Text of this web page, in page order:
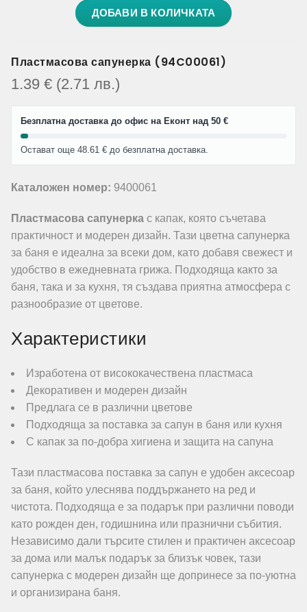
ДОБАВИ В КОЛИЧКАТА
Пластмасова сапунерка (94C00061)
1.39 € (2.71 лв.)
Безплатна доставка до офис на Еконт над 50 €
Остават още 48.61 € до безплатна доставка.
Каталожен номер: 9400061
Пластмасова сапунерка с капак, която съчетава
практичност и модерен дизайн. Тази цветна сапунерка
за баня е идеална за всеки дом, като добавя свежест и
удобство в ежедневната грижа. Подходяща както за
баня, така и за кухня, тя създава приятна атмосфера с
разнообразие от цветове.
Характеристики
Изработена от висококачествена пластмаса
Декоративен и модерен дизайн
Предлага се в различни цветове
Подходяща за поставка за сапун в баня или кухня
С капак за по-добра хигиена и защита на сапуна
Тази пластмасова поставка за сапун е удобен аксесоар
за баня, който улеснява поддържането на ред и
чистота. Подходяща е за подарък при различни поводи
като рожден ден, годишнина или празнични събития.
Независимо дали търсите стилен и практичен аксесоар
за дома или малък подарък за близък човек, тази
сапунерка с модерен дизайн ще допринесе за по-уютна
и организирана баня.